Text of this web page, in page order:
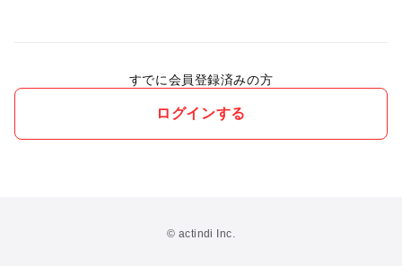
すでに会員登録済みの方
ログインする
© actindi Inc.